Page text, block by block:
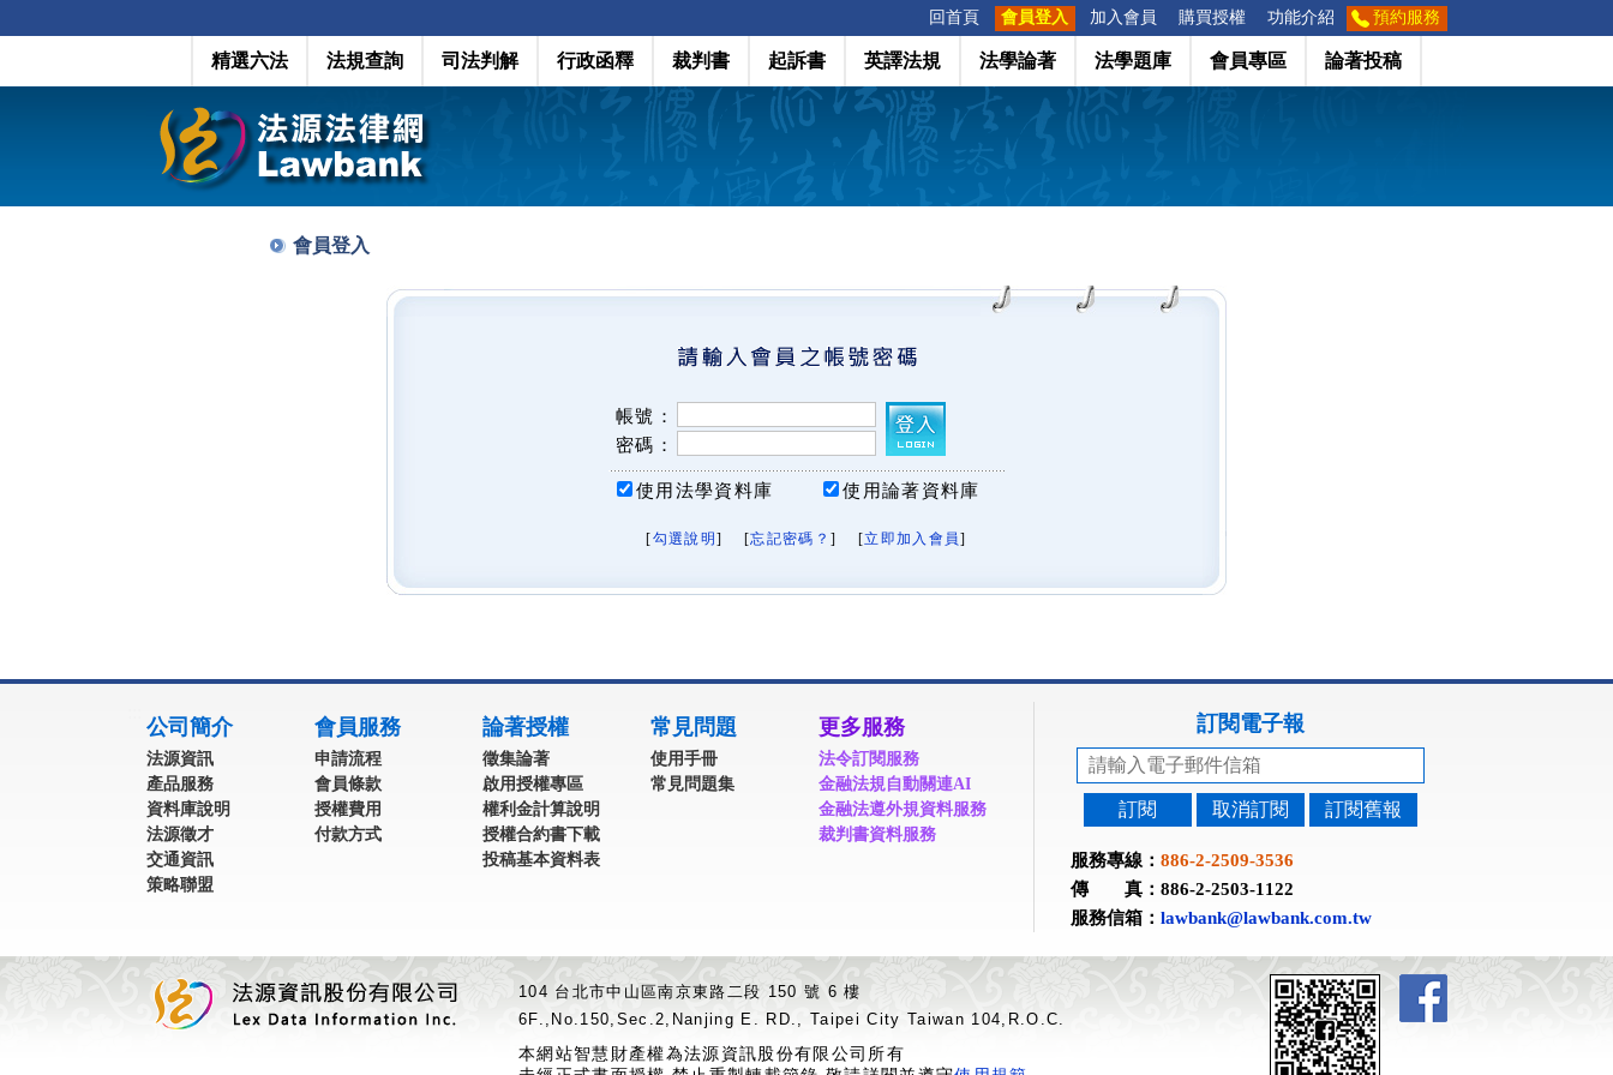
回首頁 會員登入 加入會員 購買授權 功能介紹 預約服務
精選六法 法規查詢 司法判解 行政函釋 裁判書 起訴書 英譯法規 法學論著 法學題庫 會員專區 論著投稿
會員登入
帳號：
密碼：
使用法學資料庫 使用論著資料庫
[勾選說明 ] [忘記密碼？ ] [立即加入會員]
公司簡介
法源資訊
產品服務
資料庫說明
法源徵才
交通資訊
策略聯盟
會員服務
申請流程
會員條款
授權費用
付款方式
論著授權
徵集論著
啟用授權專區
權利金計算說明
授權合約書下載
投稿基本資料表
常見問題
使用手冊
常見問題集
更多服務
法令訂閱服務
金融法規自動關連AI
金融法遵外規資料服務
裁判書資料服務
訂閱電子報
訂閱 取消訂閱 訂閱舊報
服務專線： 886-2-2509-3536
傳 真：886-2-2503-1122
服務信箱： lawbank@lawbank.com.tw
104 台北市中山區南京東路二段 150 號 6 樓
6F.,No.150,Sec.2,Nanjing E. RD., Taipei City Taiwan 104,R.O.C.
本網站智慧財產權為法源資訊股份有限公司所有